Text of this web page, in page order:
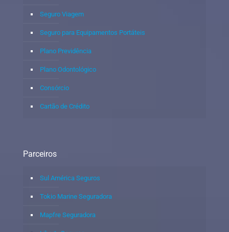
Seguro Viagem
Seguro para Equipamentos Portáteis
Plano Previdência
Plano Odontológico
Consórcio
Cartão de Crédito
Parceiros
Sul América Seguros
Tokio Marine Seguradora
Mapfre Seguradora